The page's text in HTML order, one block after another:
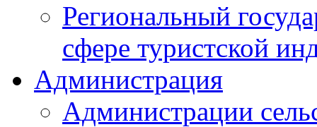
Региональный
сфере туристской
Администрация
Администрации